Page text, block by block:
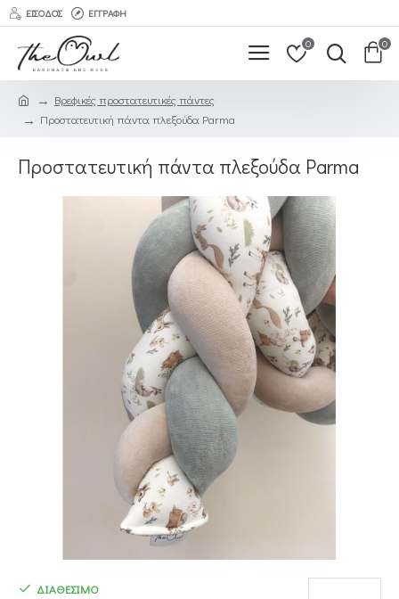
ΕΊΣΟΔΟΣ ΕΓΓΡΑΦΉ
0 0
Βρεφικές προστατευτικές πάντες
Προστατευτική πάντα πλεξούδα Parma
Προστατευτική πάντα πλεξούδα Parma
ΔΙΑΘΕΣΙΜΟ